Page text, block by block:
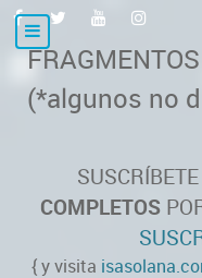
(*algunos no
COMPLETOS
{ y visita